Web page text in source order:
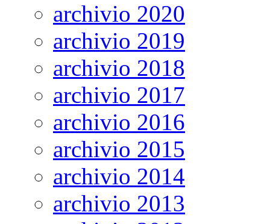
archivio 2020
archivio 2019
archivio 2018
archivio 2017
archivio 2016
archivio 2015
archivio 2014
archivio 2013